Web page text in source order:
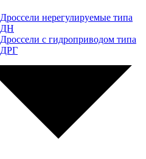
Дроссели нерегулируемые типа
ДН
Дроссели с гидроприводом типа
ДРГ